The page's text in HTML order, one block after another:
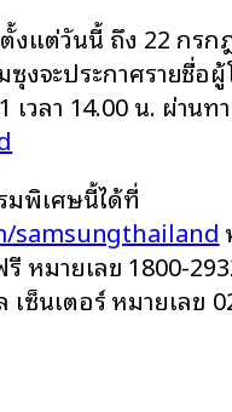
งแต่วันนี้ ถึง 22 กรก
ซุงจะประกาศรายชื่อ
วลา 14.00 น. ผ่านท
มพิเศษนี้ได้ที่
samsungthailand
หมายเลข 1800-
ซ็นเตอร์ หมายเลข